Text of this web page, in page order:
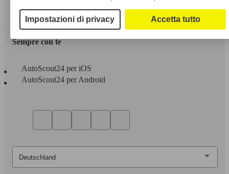
Area rivenditori
Sempre con te
AutoScout24 per iOS
AutoScout24 per Android
Impostazioni di privacy Accetta tutto